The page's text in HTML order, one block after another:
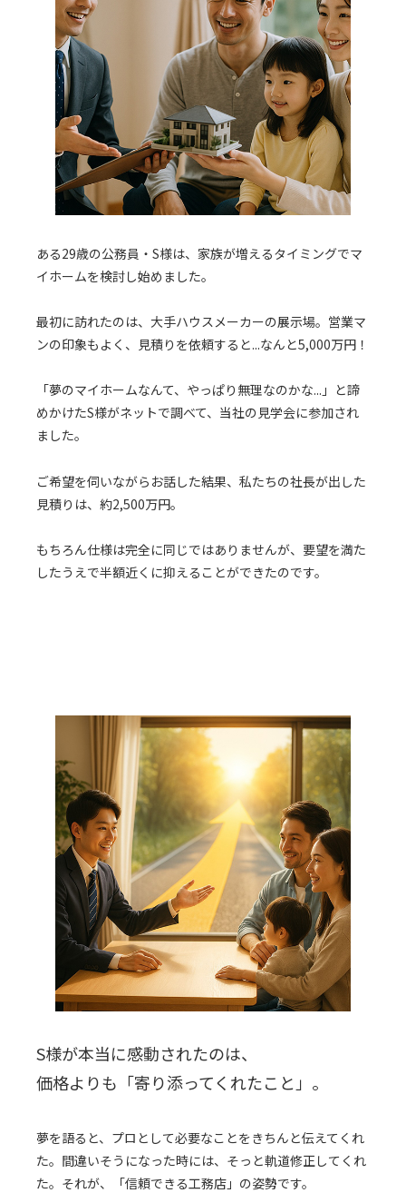
ある29歳の公務員・S様は、家族が増えるタイミングでマ
イホームを検討し始めました。
最初に訪れたのは、大手ハウスメーカーの展示場。営業マ
ンの印象もよく、見積りを依頼すると...なんと5,000万円！
「夢のマイホームなんて、やっぱり無理なのかな...」と諦
めかけたS様がネットで調べて、当社の見学会に参加され
ました。
ご希望を伺いながらお話した結果、私たちの社長が出した
見積りは、約2,500万円。
もちろん仕様は完全に同じではありませんが、要望を満た
したうえで半額近くに抑えることができたのです。
S様が本当に感動されたのは、
価格よりも「寄り添ってくれたこと」。
夢を語ると、プロとして必要なことをきちんと伝えてくれ
た。間違いそうになった時には、そっと軌道修正してくれ
た。それが、「信頼できる工務店」の姿勢です。